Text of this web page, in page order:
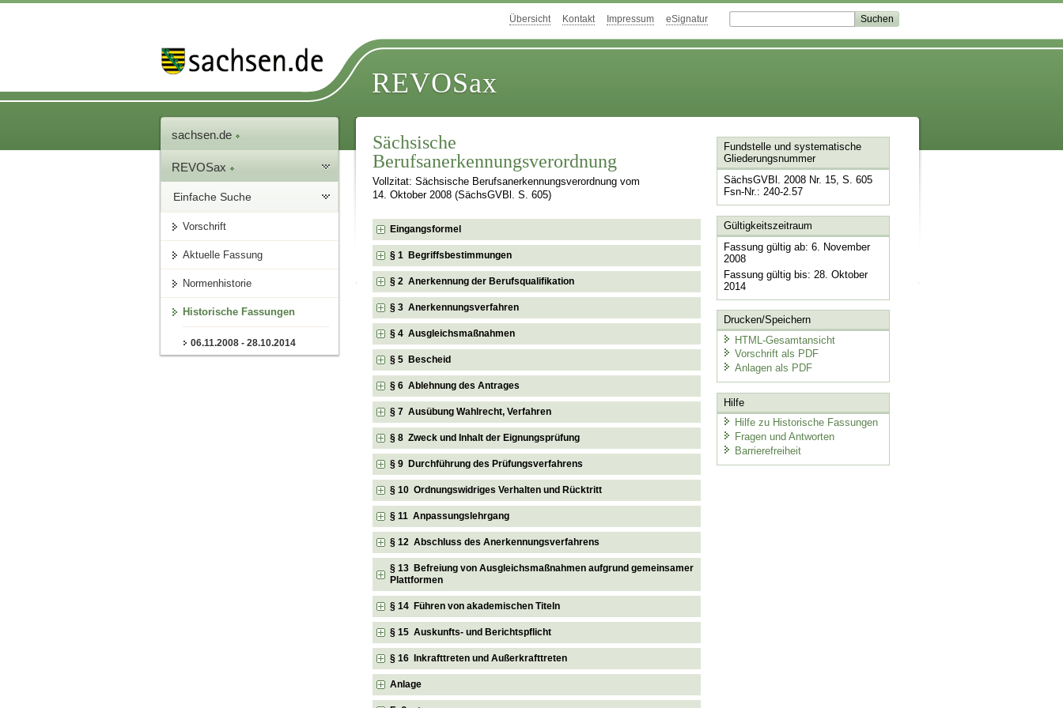
Übersicht Kontakt Impressum eSignatur
REVOSax
sachsen.de
REVOSax
Einfache Suche
Vorschrift
Aktuelle Fassung
Normenhistorie
Historische Fassungen
06.11.2008 - 28.10.2014
Sächsische
Berufsanerkennungsverordnung
Vollzitat: Sächsische Berufsanerkennungsverordnung vom
14. Oktober 2008 (SächsGVBl. S. 605)
Eingangsformel
§ 1 Begriffsbestimmungen
§ 2 Anerkennung der Berufsqualifikation
§ 3 Anerkennungsverfahren
§ 4 Ausgleichsmaßnahmen
§ 5 Bescheid
§ 6 Ablehnung des Antrages
§ 7 Ausübung Wahlrecht, Verfahren
§ 8 Zweck und Inhalt der Eignungsprüfung
§ 9 Durchführung des Prüfungsverfahrens
§ 10 Ordnungswidriges Verhalten und Rücktritt
§ 11 Anpassungslehrgang
§ 12 Abschluss des Anerkennungsverfahrens
§ 13 Befreiung von Ausgleichsmaßnahmen aufgrund gemeinsamer
Plattformen
§ 14 Führen von akademischen Titeln
§ 15 Auskunfts- und Berichtspflicht
§ 16 Inkrafttreten und Außerkrafttreten
Anlage
Fundstelle und systematische
Gliederungsnummer
SächsGVBl. 2008 Nr. 15, S. 605
Fsn-Nr.: 240-2.57
Gültigkeitszeitraum
Fassung gültig ab: 6. November
2008
Fassung gültig bis: 28. Oktober
2014
Drucken/Speichern
HTML-Gesamtansicht
Vorschrift als PDF
Anlagen als PDF
Hilfe
Hilfe zu Historische Fassungen
Fragen und Antworten
Barrierefreiheit